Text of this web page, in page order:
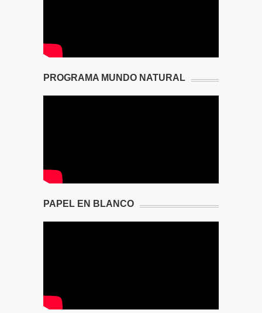
PROGRAMA MUNDO NATURAL
PAPEL EN BLANCO